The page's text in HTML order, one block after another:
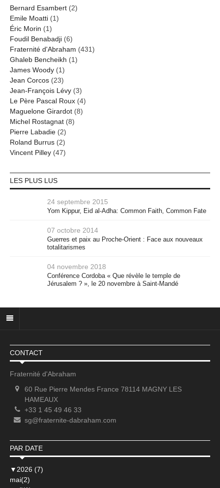
Bernard Esambert (2)
Emile Moatti (1)
Éric Morin (1)
Foudil Benabadji (6)
Fraternité d'Abraham (431)
Ghaleb Bencheikh (1)
James Woody (1)
Jean Corcos (23)
Jean-François Lévy (3)
Le Père Pascal Roux (4)
Maguelone Girardot (8)
Michel Rostagnat (8)
Pierre Labadie (2)
Roland Burrus (2)
Vincent Pilley (47)
LES PLUS LUS
24 septembre 2015
Yom Kippur, Eid al-Adha: Common Faith, Common Fate
07 octobre 2014
Guerres et paix au Proche-Orient : Face aux nouveaux
totalitarismes
04 novembre 2018
Conférence Cordoba « Que révèle le temple de
Jérusalem ? », le 20 novembre à Saint-Mandé
CONTACT
Fraternité d'Abraham
60 Rue Pierre Mendes France 78114 MAGNY LES
HAMEAUX
+33 1 45 49 46 33
sg@fraternite-dabraham.com
PAR DATE
▼ 2026 (7)
mai(2)